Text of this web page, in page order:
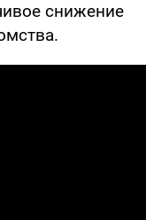
снижение